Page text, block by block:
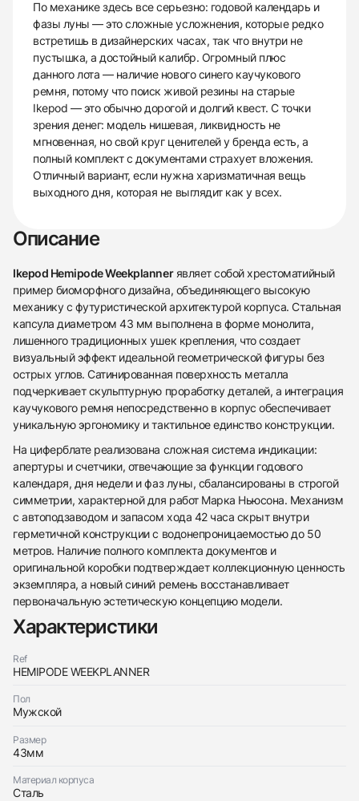
438
285
145
142
205
204
195
150
По механике здесь все серьезно: годовой календарь и
фазы луны — это сложные усложнения, которые редко
встретишь в дизайнерских часах, так что внутри не
пустышка, а достойный калибр. Огромный плюс
данного лота — наличие нового синего каучукового
ремня, потому что поиск живой резины на старые
Ikepod — это обычно дорогой и долгий квест. С точки
зрения денег: модель нишевая, ликвидность не
мгновенная, но свой круг ценителей у бренда есть, а
полный комплект с документами страхует вложения.
Отличный вариант, если нужна харизматичная вещь
выходного дня, которая не выглядит как у всех.
Описание
Ikepod Hemipode Weekplannerявляет собой хрестоматийный
пример биоморфного дизайна, объединяющего высокую
механику с футуристической архитектурой корпуса. Стальная
капсула диаметром 43 мм выполнена в форме монолита,
лишенного традиционных ушек крепления, что создает
визуальный эффект идеальной геометрической фигуры без
острых углов. Сатинированная поверхность металла
подчеркивает скульптурную проработку деталей, а интеграция
каучукового ремня непосредственно в корпус обеспечивает
уникальную эргономику и тактильное единство конструкции.
На циферблате реализована сложная система индикации:
апертуры и счетчики, отвечающие за функции годового
календаря, дня недели и фаз луны, сбалансированы в строгой
симметрии, характерной для работ Марка Ньюсона. Механизм
с автоподзаводом и запасом хода 42 часа скрыт внутри
герметичной конструкции с водонепроницаемостью до 50
метров. Наличие полного комплекта документов и
оригинальной коробки подтверждает коллекционную ценность
экземпляра, а новый синий ремень восстанавливает
первоначальную эстетическую концепцию модели.
Характеристики
Ref
HEMIPODE WEEKPLANNER
Пол
Мужской
Размер
43мм
Материал корпуса
Сталь
Заказать эти часы
Оставьте ваши контактные данные и мы свяжемся
Трейд-ин часов
с вами